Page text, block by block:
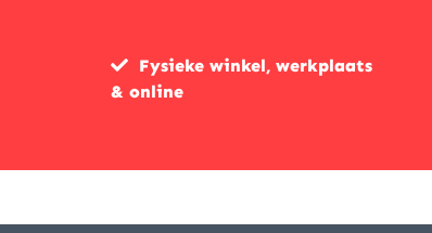
Fysieke winkel, werkplaats
& online